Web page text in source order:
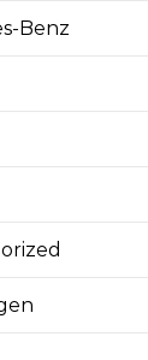
Benz